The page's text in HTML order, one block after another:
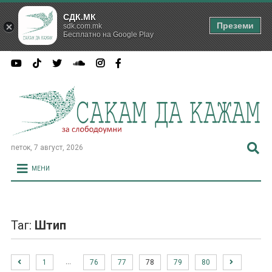
петок, 7 август, 2026
МЕНИ
Таг: Штип
1 76 77 78 79 80
СДК.МК
sdk.com.mk
Бесплатно на Google Play
Преземи